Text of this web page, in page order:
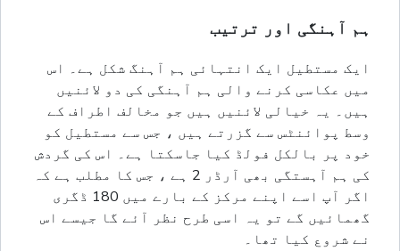
ہم آہنگی اور ترتیب
ایک مستطیل ایک انتہائی ہم آہنگ شکل ہے۔ اس
میں عکاسی کرنے والی ہم آہنگی کی دو لائنیں
ہیں۔ یہ خیالی لائنیں ہیں جو مخالف اطراف کے
وسط پوائنٹس سے گزرتے ہیں ، جس سے مستطيل کو
خود پر بالکل فولڈ کیا جاسکتا ہے۔ اس کی گردش
کی ہم آہستگی بھی آرڈر 2 ہے ، جس کا مطلب ہے کہ
اگر آپ اسے اپنے مرکز کے بارے میں 180 ڈگری
گھمائیں گے تو یہ اسی طرح نظر آئے گا جیسے اس
نے شروع کیا تھا۔